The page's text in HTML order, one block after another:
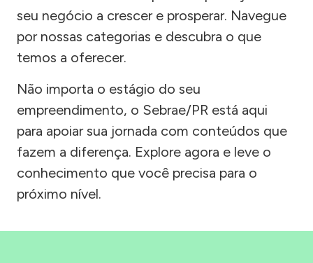
seu negócio a crescer e prosperar. Navegue
por nossas categorias e descubra o que
temos a oferecer.
Não importa o estágio do seu
empreendimento, o Sebrae/PR está aqui
para apoiar sua jornada com conteúdos que
fazem a diferença. Explore agora e leve o
conhecimento que você precisa para o
próximo nível.